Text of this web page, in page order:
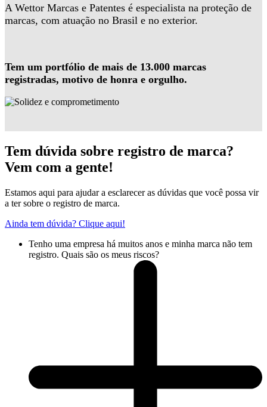
A Wettor Marcas e Patentes é especialista na proteção de
marcas, com atuação no Brasil e no exterior.
Tem um portfólio de mais de 13.000 marcas
registradas, motivo de honra e orgulho.
Tem dúvida sobre registro de marca?
Vem com a gente!
Estamos aqui para ajudar a esclarecer as dúvidas que você possa vir
a ter sobre o registro de marca.
Ainda tem dúvida? Clique aqui!
Tenho uma empresa há muitos anos e minha marca não tem
registro. Quais são os meus riscos?